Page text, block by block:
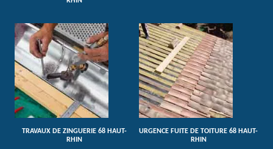
TRAVAUX DE ZINGUERIE 68 HAUT-
RHIN
URGENCE FUITE DE TOITURE 68 HAUT-
RHIN